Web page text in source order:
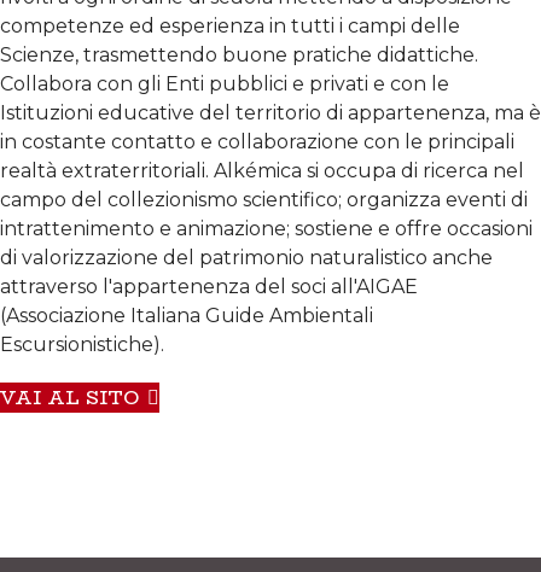
competenze ed esperienza in tutti i campi delle
Scienze, trasmettendo buone pratiche didattiche.
Collabora con gli Enti pubblici e privati e con le
Istituzioni educative del territorio di appartenenza, ma è
in costante contatto e collaborazione con le principali
realtà extraterritoriali. Alkémica si occupa di ricerca nel
campo del collezionismo scientifico; organizza eventi di
intrattenimento e animazione; sostiene e offre occasioni
di valorizzazione del patrimonio naturalistico anche
attraverso l'appartenenza del soci all'AIGAE
(Associazione Italiana Guide Ambientali
Escursionistiche).
VAI AL SITO